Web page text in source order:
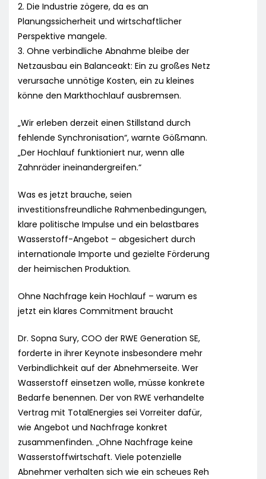
2. Die Industrie zögere, da es an
Planungssicherheit und wirtschaftlicher
Perspektive mangele.
3. Ohne verbindliche Abnahme bleibe der
Netzausbau ein Balanceakt: Ein zu großes Netz
verursache unnötige Kosten, ein zu kleines
könne den Markthochlauf ausbremsen.
„Wir erleben derzeit einen Stillstand durch
fehlende Synchronisation“, warnte Gößmann.
„Der Hochlauf funktioniert nur, wenn alle
Zahnräder ineinandergreifen.“
Was es jetzt brauche, seien
investitionsfreundliche Rahmenbedingungen,
klare politische Impulse und ein belastbares
Wasserstoff-Angebot – abgesichert durch
internationale Importe und gezielte Förderung
der heimischen Produktion.
Ohne Nachfrage kein Hochlauf – warum es
jetzt ein klares Commitment braucht
Dr. Sopna Sury, COO der RWE Generation SE,
forderte in ihrer Keynote insbesondere mehr
Verbindlichkeit auf der Abnehmerseite. Wer
Wasserstoff einsetzen wolle, müsse konkrete
Bedarfe benennen. Der von RWE verhandelte
Vertrag mit TotalEnergies sei Vorreiter dafür,
wie Angebot und Nachfrage konkret
zusammenfinden. „Ohne Nachfrage keine
Wasserstoffwirtschaft. Viele potenzielle
Abnehmer verhalten sich wie ein scheues Reh